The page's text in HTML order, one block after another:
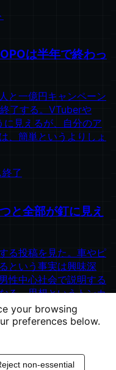
は半年で終わっ
と一億円キャンペーン
了する。VTuberや
見えるが、自分のア
、簡単というよりしょ
了
と全部が釘に見え
る投稿を見た。車やピ
という事実は興味深
性中心社会で説明する
る。思想というトンカ
ス
your browsing
preferences below.
non-essential